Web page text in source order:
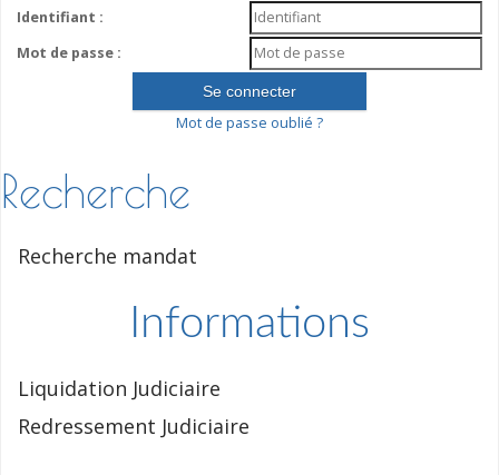
Identifiant :
Mot de passe :
Mot de passe oublié ?
Recherche
Recherche mandat
Informations
Liquidation Judiciaire
Redressement Judiciaire